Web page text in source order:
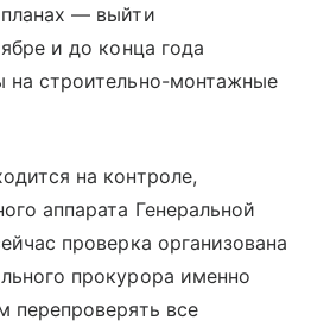
— выйти
и до конца года
на строительно-монтажные
на контроле,
аппарата Генеральной
проверка организована
прокурора именно
перепроверять все